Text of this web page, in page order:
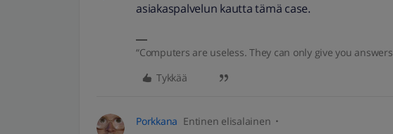
asiakaspalvelun kautta tämä case.
“Computers are useless. They can only give you
Tykkää
Porkkana Entinen elisalainen